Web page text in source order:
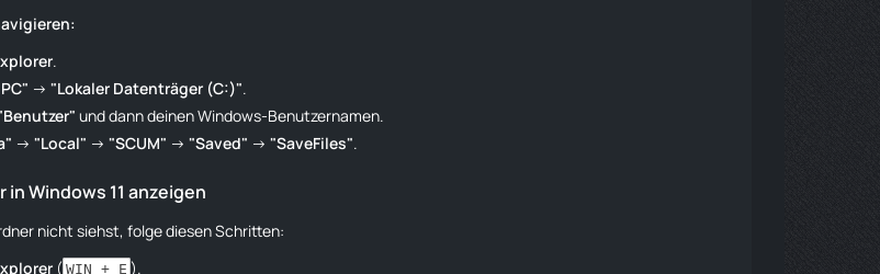
.
→"Lokaler Datenträger (C:)".
und dann deinen Windows-Benutzernamen.
→"Local" →"SCUM" →"Saved" →"SaveFiles".
Windows 11 anzeigen
nicht siehst, folge diesen Schritten:
( WIN + E ).